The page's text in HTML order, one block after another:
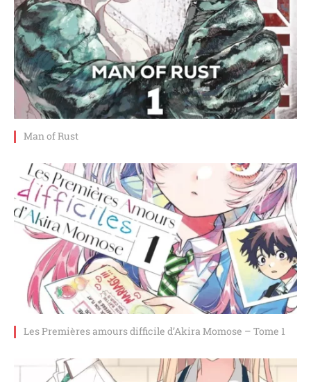
Man of Rust
Les Premières amours difficile d’Akira Momose – Tome 1